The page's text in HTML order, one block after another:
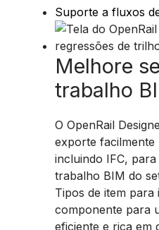
Suporte a fluxos
Melhore
trabalho
O OpenRail
exporte facilmente
incluindo IFC,
trabalho BIM do
Tipos de item
componente para
eficiente e rica em